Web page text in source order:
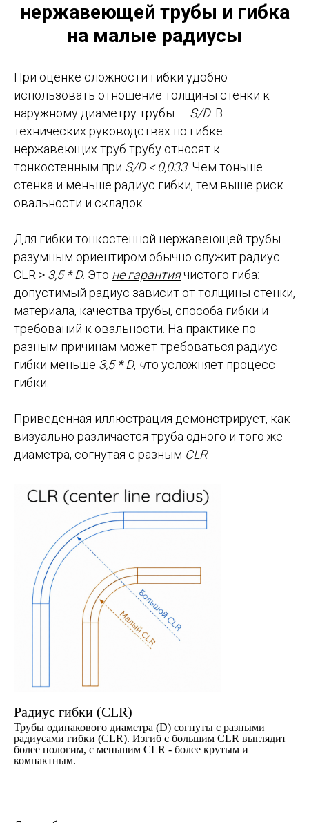
нержавеющей трубы и гибка
на малые радиусы
При оценке сложности гибки удобно
использовать отношение толщины стенки к
наружному диаметру трубы — S/D. В
технических руководствах по гибке
нержавеющих труб трубу относят к
тонкостенным при S/D < 0,033. Чем тоньше
стенка и меньше радиус гибки, тем выше риск
овальности и складок.
Для гибки тонкостенной нержавеющей трубы
разумным ориентиром обычно служит радиус
CLR > 3,5 * D. Это не гарантиячистого гиба:
допустимый радиус зависит от толщины стенки,
материала, качества трубы, способа гибки и
требований к овальности. На практике по
разным причинам может требоваться радиус
гибки меньше 3,5 * D, что усложняет процесс
гибки.
Приведенная иллюстрация демонстрирует, как
визуально различается труба одного и того же
диаметра, согнутая с разным CLR.
Радиус гибки (CLR)
Трубы одинакового диаметра (D) согнуты с разными
радиусами гибки (CLR). Изгиб с большим CLR выглядит
более пологим, с меньшим CLR - более крутым и
компактным.